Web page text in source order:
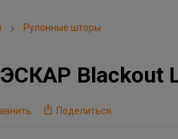
Рулонные шторы
Blackout
Поделиться